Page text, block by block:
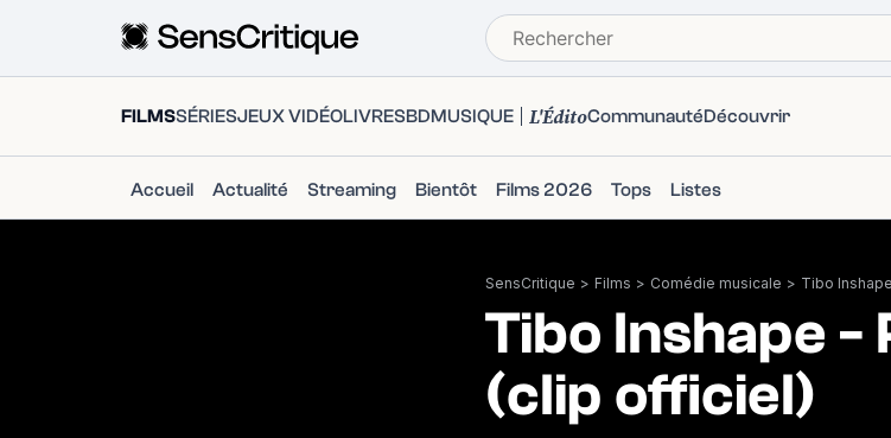
FILMSSÉRIESJEUX VIDÉOLIVRESBDMUSIQUE L'ÉditoCommunautéDécouvrir
Accueil Actualité Streaming Bientôt Films 2026 Tops Listes
SensCritique > Films > Comédie musicale > Tibo
Tibo Inshape -
(clip officiel)